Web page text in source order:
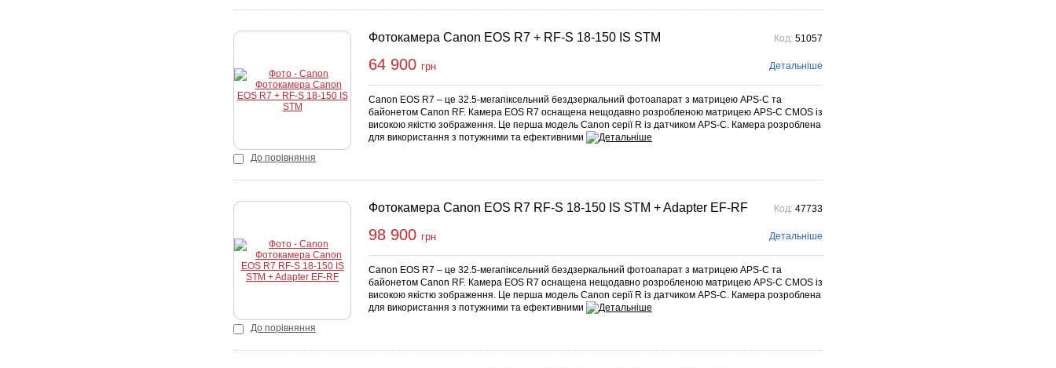
До порівняння
Фотокамера Canon EOS R7 + RF-S 18-150 IS STM Код: 51057
64 900 грн Детальніше
Canon EOS R7 – це 32.5-мегапіксельний бездзеркальний фотоапарат з матрицею APS-C та
байонетом Canon RF. Камера EOS R7 оснащена нещодавно розробленою матрицею APS-C CMOS із
високою якістю зображення. Це перша модель Canon серії R із датчиком APS-C. Камера розроблена
для використання з потужними та ефективними
До порівняння
Фотокамера Canon EOS R7 RF-S 18-150 IS STM + Adapter EF-RF Код: 47733
98 900 грн Детальніше
Canon EOS R7 – це 32.5-мегапіксельний бездзеркальний фотоапарат з матрицею APS-C та
байонетом Canon RF. Камера EOS R7 оснащена нещодавно розробленою матрицею APS-C CMOS із
високою якістю зображення. Це перша модель Canon серії R із датчиком APS-C. Камера розроблена
для використання з потужними та ефективними